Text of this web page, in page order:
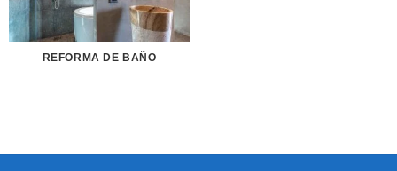
REFORMA DE BAÑO